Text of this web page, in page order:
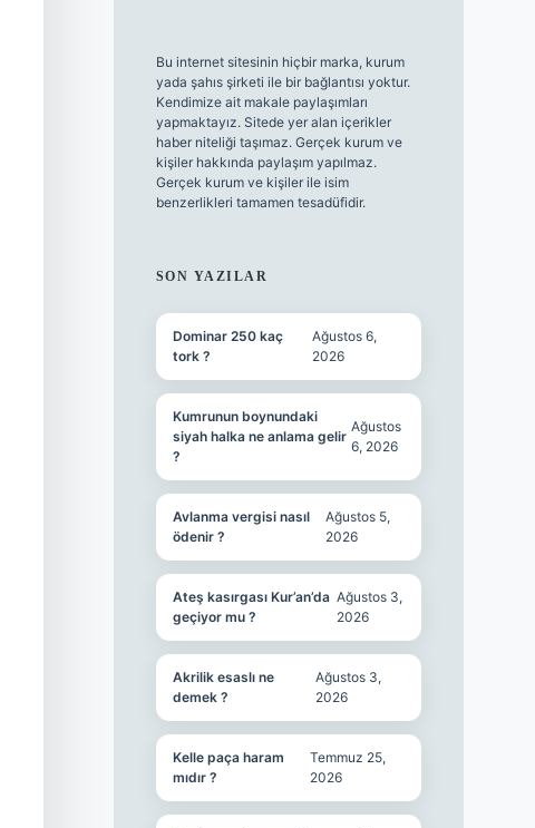
Bu internet sitesinin hiçbir marka, kurum
yada şahıs şirketi ile bir bağlantısı yoktur.
Kendimize ait makale paylaşımları
yapmaktayız. Sitede yer alan içerikler
haber niteliği taşımaz. Gerçek kurum ve
kişiler hakkında paylaşım yapılmaz.
Gerçek kurum ve kişiler ile isim
benzerlikleri tamamen tesadüfidir.
SON YAZILAR
Dominar 250 kaç
tork ?
Ağustos 6,
2026
Kumrunun boynundaki
siyah halka ne anlama gelir
?
Ağustos
6, 2026
Avlanma vergisi nasıl
ödenir ?
Ağustos 5,
2026
Ateş kasırgası Kur’an’da
geçiyor mu ?
Ağustos 3,
2026
Akrilik esaslı ne
demek ?
Ağustos 3,
2026
Kelle paça haram
mıdır ?
Temmuz 25,
2026